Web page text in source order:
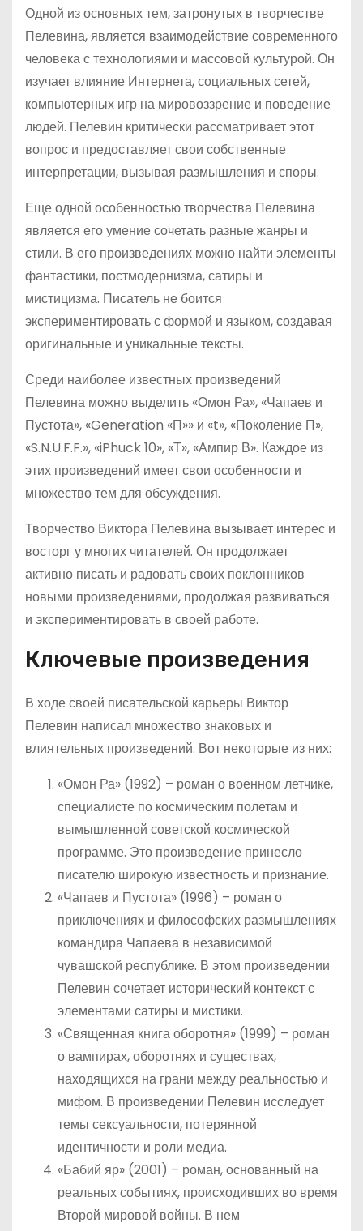
Одной из основных тем, затронутых в творчестве
Пелевина, является взаимодействие современного
человека с технологиями и массовой культурой. Он
изучает влияние Интернета, социальных сетей,
компьютерных игр на мировоззрение и поведение
людей. Пелевин критически рассматривает этот
вопрос и предоставляет свои собственные
интерпретации, вызывая размышления и споры.
Еще одной особенностью творчества Пелевина
является его умение сочетать разные жанры и
стили. В его произведениях можно найти элементы
фантастики, постмодернизма, сатиры и
мистицизма. Писатель не боится
экспериментировать с формой и языком, создавая
оригинальные и уникальные тексты.
Среди наиболее известных произведений
Пелевина можно выделить «Омон Ра», «Чапаев и
Пустота», «Generation «П»» и «t», «Поколение П»,
«S.N.U.F.F.», «iPhuck 10», «Т», «Ампир В». Каждое из
этих произведений имеет свои особенности и
множество тем для обсуждения.
Творчество Виктора Пелевина вызывает интерес и
восторг у многих читателей. Он продолжает
активно писать и радовать своих поклонников
новыми произведениями, продолжая развиваться
и экспериментировать в своей работе.
Ключевые произведения
В ходе своей писательской карьеры Виктор
Пелевин написал множество знаковых и
влиятельных произведений. Вот некоторые из них:
«Омон Ра» (1992) – роман о военном летчике,
специалисте по космическим полетам и
вымышленной советской космической
программе. Это произведение принесло
писателю широкую известность и признание.
«Чапаев и Пустота» (1996) – роман о
приключениях и философских размышлениях
командира Чапаева в независимой
чувашской республике. В этом произведении
Пелевин сочетает исторический контекст с
элементами сатиры и мистики.
«Священная книга оборотня» (1999) – роман
о вампирах, оборотнях и существах,
находящихся на грани между реальностью и
мифом. В произведении Пелевин исследует
темы сексуальности, потерянной
идентичности и роли медиа.
«Бабий яр» (2001) – роман, основанный на
реальных событиях, происходивших во время
Второй мировой войны. В нем